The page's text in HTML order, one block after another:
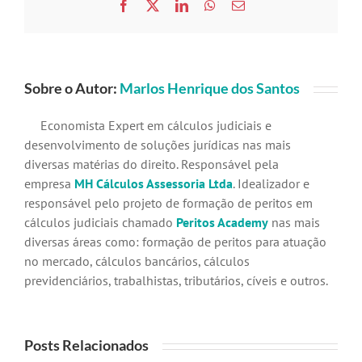
Facebook LinkedInWhatsApp
E-
Sobre o Autor: Marlos Henrique dos Santos
Economista Expert em cálculos judiciais e
desenvolvimento de soluções jurídicas nas mais
diversas matérias do direito. Responsável pela
empresa MH Cálculos Assessoria Ltda. Idealizador e
responsável pelo projeto de formação de peritos em
cálculos judiciais chamado Peritos Academy nas mais
diversas áreas como: formação de peritos para atuação
no mercado, cálculos bancários, cálculos
previdenciários, trabalhistas, tributários, cíveis e outros.
Posts Relacionados